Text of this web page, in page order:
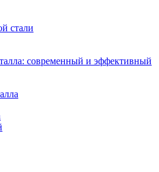
стали
современный и эффективный